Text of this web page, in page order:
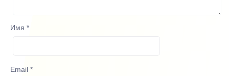
Имя *
Email *